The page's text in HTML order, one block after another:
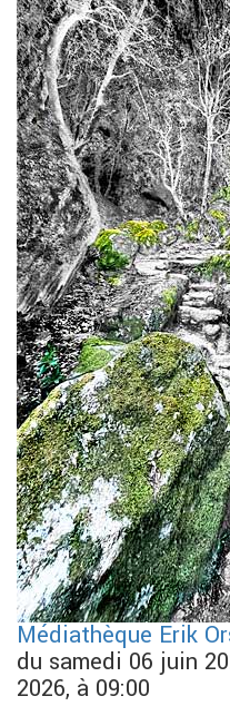
Médiathèque Erik
du samedi 06 juin
2026, à 09:00